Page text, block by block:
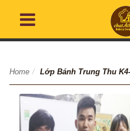
Home / Lớp Bánh Trung Thu